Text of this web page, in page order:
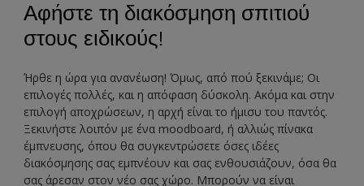
Αφήστε τη διακόσμηση σπιτιού
στους ειδικούς!
Ήρθε η ώρα για ανανέωση! Όμως, από πού ξεκινάμε; Οι
επιλογές πολλές, και η απόφαση δύσκολη. Ακόμα και στην
επιλογή αποχρώσεων, η αρχή είναι το ήμισυ του παντός.
Ξεκινήστε λοιπόν με ένα moodboard, ή αλλιώς πίνακα
έμπνευσης, όπου θα συγκεντρώσετε όσες ιδέες
διακόσμησης σας εμπνέουν και σας ενθουσιάζουν, όσα θα
σας άρεσαν στον νέο σας χώρο. Μπορούν να είναι